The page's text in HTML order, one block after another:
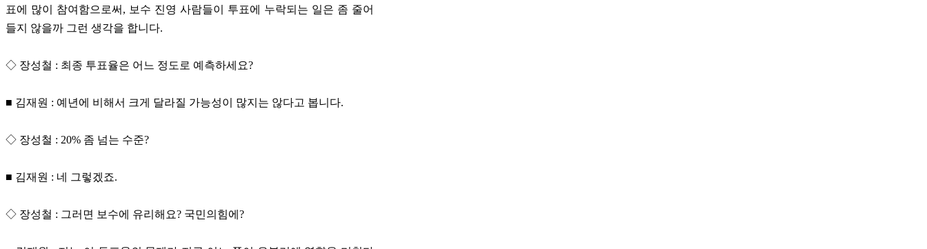
표에 많이 참여함으로써, 보수 진영 사람들이 투표에 누락되는 일은 좀 줄어
들지 않을까 그런 생각을 합니다.
◇ 장성철 : 최종 투표율은 어느 정도로 예측하세요?
■ 김재원 : 예년에 비해서 크게 달라질 가능성이 많지는 않다고 봅니다.
◇ 장성철 : 20% 좀 넘는 수준?
■ 김재원 : 네 그렇겠죠.
◇ 장성철 : 그러면 보수에 유리해요? 국민의힘에?